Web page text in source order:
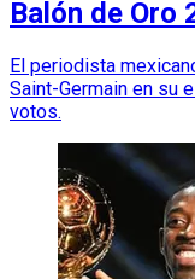
Balón de Oro
El periodista
Saint-Germain en su
votos.